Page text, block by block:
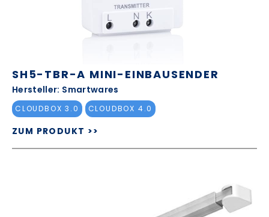
SH5-TBR-A MINI-EINBAUSENDER
Hersteller: Smartwares
CLOUDBOX 3.0 CLOUDBOX 4.0
ZUM PRODUKT >>